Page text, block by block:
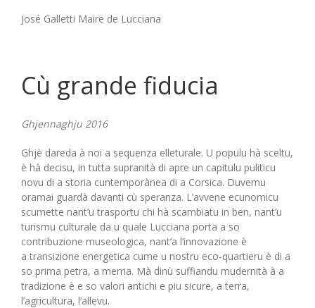
José Galletti Maire de Lucciana
Cù grande fiducia
Ghjennaghju 2016
Ghjè dareda à noi a sequenza elleturale. U populu hà sceltu,
è hà decisu, in tutta supranità di apre un capitulu puliticu
novu di a storia cuntemporànea di a Corsica. Duvemu
oramai guardà davanti cù speranza. L’avvene ecunomicu
scumette nant’u trasportu chi hà scambiatu in ben, nant’u
turismu culturale da u quale Lucciana porta a so
contribuzione museologica, nant’a l’innovazione è
a transizione energetica cume u nostru eco-quartieru è di a
so prima petra, a merria. Mà dinù suffiandu mudernità à a
tradizione è e so valori antichi e piu sicure, a terra,
l’agricultura, l’allevu.